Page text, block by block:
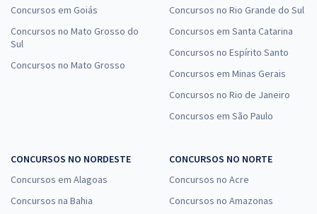
Concursos em Goiás
Concursos no Mato Grosso do
Sul
Concursos no Mato Grosso
Concursos no Rio Grande do Sul
Concursos em Santa Catarina
Concursos no Espírito Santo
Concursos em Minas Gerais
Concursos no Rio de Janeiro
Concursos em São Paulo
CONCURSOS NO NORDESTE
Concursos em Alagoas
Concursos na Bahia
CONCURSOS NO NORTE
Concursos no Acre
Concursos no Amazonas